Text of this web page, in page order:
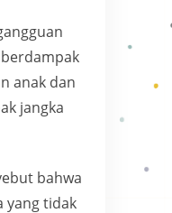
anak dan
jangka
bahwa
yang tidak